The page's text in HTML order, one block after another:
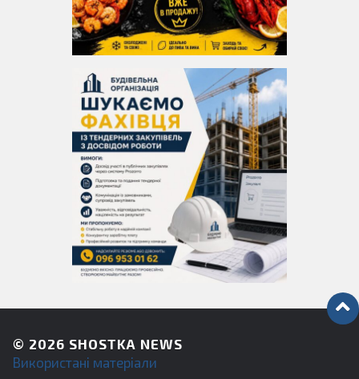
© 2026 SHOSTKA NEWS
Використані матеріали